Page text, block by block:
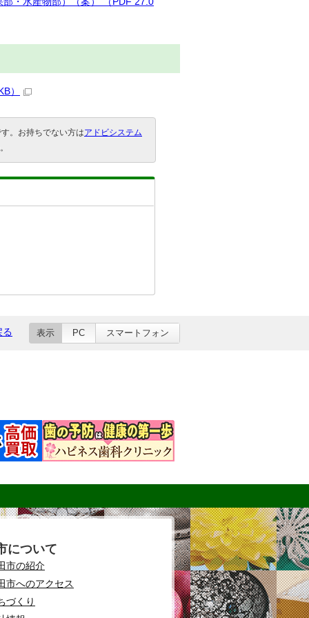
）
。お持ちでない方はアドビシステム
る 表示 PC スマートフォン
について
市の紹介
市へのアクセス
づくり